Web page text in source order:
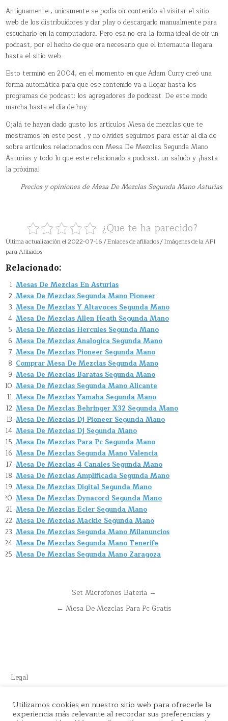
Antiguamente , unicamente se podía oír contenido al visitar el sitio
web de los distribuidores y dar play o descargarlo manualmente para
escucharlo en la computadora. Pero esa no era la forma ideal de oír un
podcast, por el hecho de que era necesario que el internauta llegara
hasta el sitio web.
Esto terminó en 2004, en el momento en que Adam Curry creó una
forma automática para que ese contenido va a llegar hasta los
programas de podcast: los agregadores de podcast. De este modo
marcha hasta el día de hoy.
Ojalá te hayan dado gusto los artículos Mesa de mezclas que te
mostramos en este post , y no olvides seguirnos para estar al día de
sobra artículos relacionados con Mesa De Mezclas Segunda Mano
Asturias y todo lo que este relacionado a podcast, un saludo y ¡hasta
la próxima!
Precios y opiniones de Mesa De Mezclas Segunda Mano Asturias
¿Que te ha parecido?
Última actualización el 2022-07-16 / Enlaces de afiliados / Imágenes de la API
para Afiliados
Relacionado:
Mesas De Mezclas En Asturias
Mesa De Mezclas Segunda Mano Pioneer
Mesa De Mezclas Y Altavoces Segunda Mano
Mesa De Mezclas Allen Heath Segunda Mano
Mesa De Mezclas Hercules Segunda Mano
Mesa De Mezclas Analogica Segunda Mano
Mesa De Mezclas Pioneer Segunda Mano
Comprar Mesa De Mezclas Segunda Mano
Mesa De Mezclas Baratas Segunda Mano
Mesa De Mezclas Segunda Mano Alicante
Mesa De Mezclas Yamaha Segunda Mano
Mesa De Mezclas Behringer X32 Segunda Mano
Mesa De Mezclas Dj Pioneer Segunda Mano
Mesa De Mezclas Dj Segunda Mano
Mesa De Mezclas Para Pc Segunda Mano
Mesa De Mezclas Segunda Mano Valencia
Mesa De Mezclas 4 Canales Segunda Mano
Mesa De Mezclas Amplificada Segunda Mano
Mesa De Mezclas Digital Segunda Mano
Mesa De Mezclas Dynacord Segunda Mano
Mesa De Mezclas Ecler Segunda Mano
Mesa De Mezclas Mackie Segunda Mano
Mesa De Mezclas Segunda Mano Milanuncios
Mesa De Mezclas Segunda Mano Tenerife
Mesa De Mezclas Segunda Mano Zaragoza
NavegaciónSet Microfonos Bateria →
← Mesa De Mezclas Para Pc Gratis
Legal
Este sitio recomienda productos de Amazon y cuenta con enlaces
de afiliados por el cual nos llevamos comisión en cada venta.
Utilizamos cookies en nuestro sitio web para ofrecerle la
experiencia más relevante al recordar sus preferencias y